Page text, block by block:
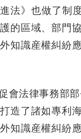
進法》也做了
的區域、部門
知識産權糾紛
法律事務部部
造了諸如專利
知識産權糾紛